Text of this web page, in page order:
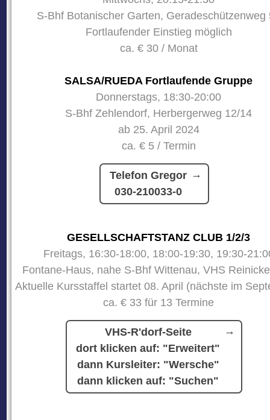
S-Bhf Botanischer Garten, Geradeschützenweg
Fortlaufender Einstieg möglich
ca. € 30 / Monat
SALSA/RUEDA Fortlaufende Gruppe
Donnerstags, 18:30-20:00
S-Bhf Zehlendorf, Herbergerweg 12/14
ab 25. April 2024
ca. € 5 / Termin
Telefon Gregor
030-210033-0
GESELLSCHAFTSTANZ CLUB 1/2/3
Freitags, 16:30-18:00, 18:00-19:30, 19:30-
Fontane-Haus, nahe S-Bhf Wittenau, VHS
Aktuelle Kursstaffel startet 08. April (nächste im
ca. € 33 für 13 Termine
VHS-R'dorf-Seite
dort klicken auf: "Erweitert"
dann Kursleiter: "Wersche"
dann klicken auf: "Suchen"